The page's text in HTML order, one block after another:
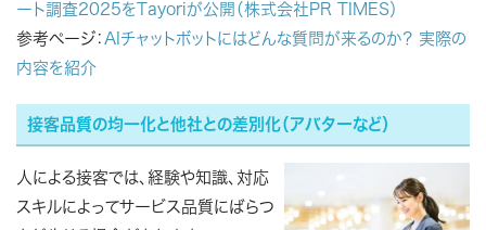
ート調査2025をTayoriが公開（株式会社PR TIMES）
参考ページ： AIチャットボットにはどんな質問が来るのか？ 実際の
内容を紹介
接客品質の均一化と他社との差別化（アバターなど）
人による接客では、経験や知識、対応
スキルによってサービス品質にばらつ